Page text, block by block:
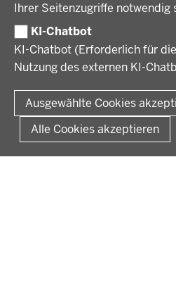
Ihrer Seitenzugriffe notwendig
KI-Chatbot
KI-Chatbot (Erforderlich für
Nutzung des externen KI-
Ausgewählte Cookies
Alle Cookies akzeptieren
Volljurist:in
Praktikum
Stellenangebote im Schulbereich
Amtsblatt
Verfahrensübersichten
PRESSE
Pressemitteilungen
Podcast
© 2026 Bezirksregierung Münster
Fußzeile
Impressum Datenschutz
Kurzlink zu dieser Seite